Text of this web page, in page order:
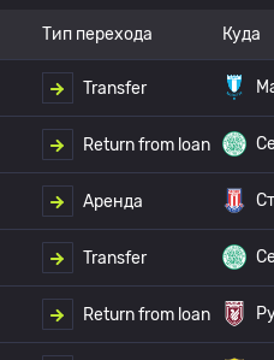
Тип перехода Куда
Transfer
Return from loan
Аренда
Transfer
Return from loan